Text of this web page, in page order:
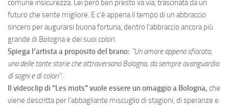
comune insicurezza. Lei però ben presto va via, trascinata da un
futuro che sente migliore. E c’è appena il tempo di un abbraccio
sincero per augurarsi buona fortuna, dentro l’abbraccio ancora più
grande di Bologna e dei suoi colori.
Spiega l’artista a proposito del brano: “Un amore appena sfiorato,
una delle tante storie che attraversano Bologna, da sempre avanguardia
di sogni e di colori”.
Il videoclip di “Les mots” vuole essere un omaggio a Bologna, che
viene descritta per l’abbagliante miscuglio di stagioni, di speranze e